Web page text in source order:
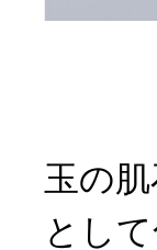
玉の
とし